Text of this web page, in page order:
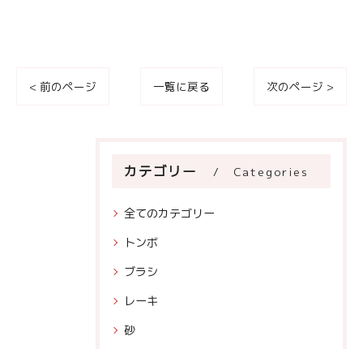
< 前のページ 一覧に戻る 次のページ >
カテゴリー Categories
全てのカテゴリー
トンボ
ブラシ
レーキ
砂